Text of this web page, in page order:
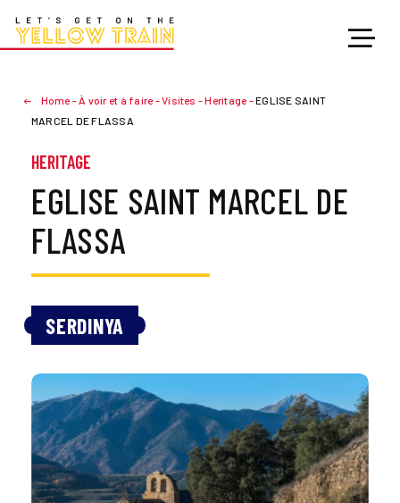
Home-À voir et à faire-Visites -Heritage-EGLISE SAINT
MARCEL DE FLASSA
HERITAGE
EGLISE SAINT MARCEL DE
FLASSA
SERDINYA